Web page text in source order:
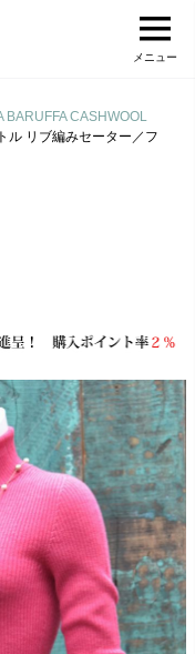
メニュー
CASHWOOL
ル リブ編みセーター／フ